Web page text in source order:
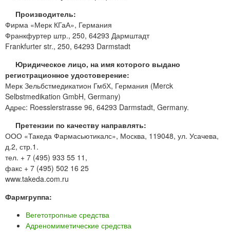
Производитель:
Фирма «Мерк КГаА», Германия
Франкфуртер штр., 250, 64293 Дармштадт
Frankfurter str., 250, 64293 Darmstadt
Юридическое лицо, на имя которого выдано
регистрационное удостоверение:
Мерк Зельбстмедикатион ГмбХ, Германия (Merck
Selbstmedikation GmbH, Germany)
Адрес: Roesslerstrasse 96, 64293 Darmstadt, Germany.
Претензии по качеству направлять:
ООО «Такеда Фармасьютикалс», Москва, 119048, ул. Усачева,
д.2, стр.1.
тел. + 7 (495) 933 55 11,
факс + 7 (495) 502 16 25
www.takeda.com.ru
Фармгруппа:
Вегетотропные средства
Адреномиметические средства